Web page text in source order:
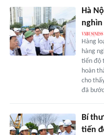
Hà
Hàng
hàng
tiến độ
hoàn
cho
đã
Bí
tiến